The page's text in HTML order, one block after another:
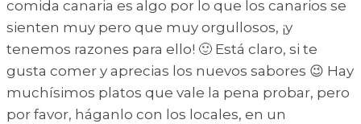
comida canaria es algo por lo que los canarios se
sienten muy pero que muy orgullosos, ¡y
tenemos razones para ello! 🙂 Está claro, si te
gusta comer y aprecias los nuevos sabores 😉 Hay
muchísimos platos que vale la pena probar, pero
por favor, háganlo con los locales, en un